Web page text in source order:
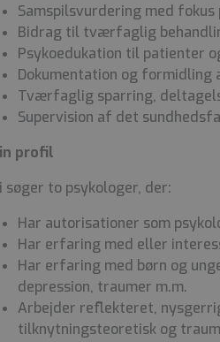
Samspilsvurdering med
Bidrag til tværfaglig
Psykoedukation til patienter
Dokumentation og
Tværfaglig sparring,
Supervision af det
profil
søger to psykologer, der:
Har autorisationer som
Har erfaring med eller
Har erfaring med børn og
depression, traumer m.m.
Arbejder reflekteret,
tilknytningsteoretisk og